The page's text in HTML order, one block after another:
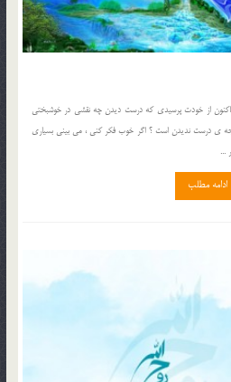
از خودت پرسيدي که درست ديدن چه نقشي در خوشبختي
ي درست نديدن است ؟ اگر خوب فکر کني ، مي بيني بسياري
...
ادامه مطلب